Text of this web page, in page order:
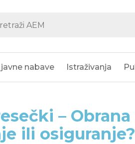
nabave Istraživanja
–
ili osiguranje?